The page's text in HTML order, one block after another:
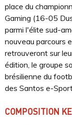
place du
Gaming (16-05
parmi l'élite sud-
nouveau parcours
retrouveront sur
édition, le groupe
brésilienne du
des Santos e-
COMPOSITION